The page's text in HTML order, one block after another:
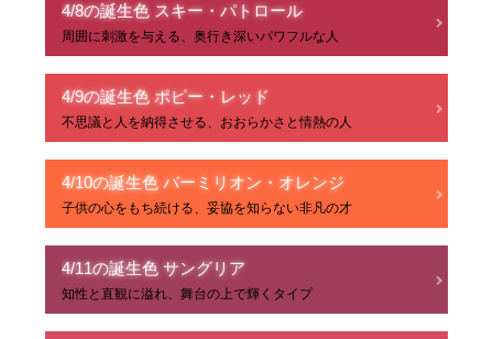
4/8の誕生色 スキー・パトロール
周囲に刺激を与える、奥行き深いパワフルな人
4/9の誕生色 ポピー・レッド
不思議と人を納得させる、おおらかさと情熱の人
4/10の誕生色 バーミリオン・オレンジ
子供の心をもち続ける、妥協を知らない非凡の才
4/11の誕生色 サングリア
知性と直観に溢れ、舞台の上で輝くタイプ